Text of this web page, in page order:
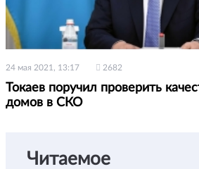
24 мая 2021, 13:17 2682
Токаев поручил проверить
домов в СКО
Читаемое